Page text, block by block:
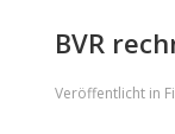
BVR
Veröffentlicht in